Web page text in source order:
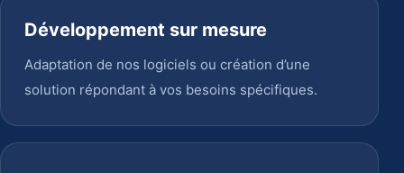
Développement sur mesure
Adaptation de nos logiciels ou création d’une
solution répondant à vos besoins spécifiques.